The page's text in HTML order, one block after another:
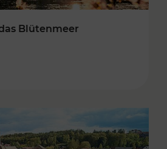
Blütenmeer